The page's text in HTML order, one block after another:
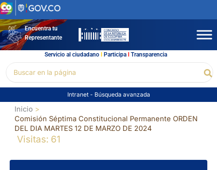
Ir
al
contenidoEncuentra tu
Representante
Servicio al ciudadano l Participal Transparencia
por:
Intranet - Búsqueda avanzada
Inicio
Comisión Séptima Constitucional Permanente ORDEN
DEL DIA MARTES 12 DE MARZO DE 2024
Visitas: 61